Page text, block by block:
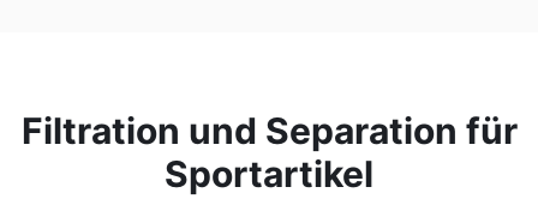
Filtration und Separation für
Sportartikel